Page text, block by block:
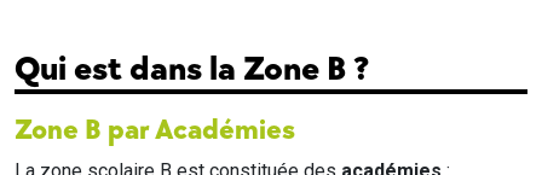
Qui est dans la Zone B ?
Zone B par Académies